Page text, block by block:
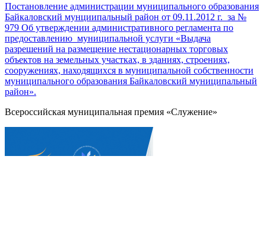
Постановление администрации муниципального образования
Байкаловский мунциипальный район от 09.11.2012 г. за №
979 Об утверждении административного регламента по
предоставлению муниципальной услуги «Выдача
разрешений на размещение нестационарных торговых
объектов на земельных участках, в зданиях, строениях,
сооружениях, находящихся в муниципальной собственности
муниципального образования Байкаловский муниципальный
район».
Всероссийская муниципальная премия «Служение»